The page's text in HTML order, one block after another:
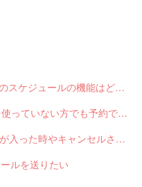
Q-2522 Shopのスケジュールとwebのスケジュールの機能はどう違いますか？
Q-2552 LINE対応Web予約はLINEを使っていない方でも予約できますか？
Q-2551 LINE対応Web予約から予約が入った時やキャンセルされた時、サロンやお客様へは通知されますか？
ルを送りたい